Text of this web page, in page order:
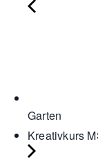
Garten
Kreativkurs